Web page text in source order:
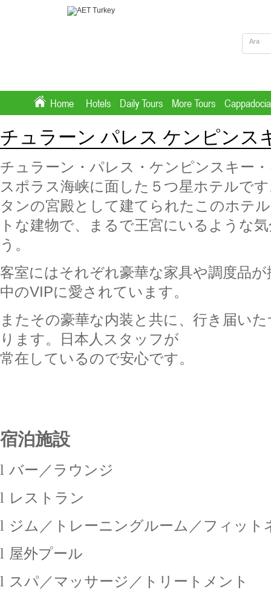
Home Hotels Daily Tours More Tours
チュラーン パレス ケンピンス
チュラーン・パレス・ケンピンスキー
スポラス海峡に面した５つ星ホテルで
タンの宮殿として建てられたこのホテ
トな建物で、まるで王宮にいるような
う。
客室にはそれぞれ豪華な家具や調度品
中のVIPに愛されています。
またその豪華な内装と共に、行き届い
ります。日本人スタッフが
常在しているので安心です。
宿泊施設
l バー／ラウンジ
l レストラン
l ジム／トレーニングルーム／フィット
l 屋外プール
l スパ／マッサージ／トリートメント